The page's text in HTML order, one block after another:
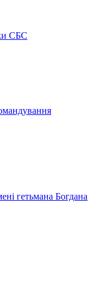
СБС
гетьмана Богдана